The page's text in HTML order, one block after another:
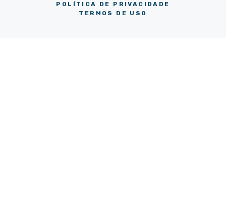
POLÍTICA DE PRIVACIDADE
TERMOS DE USO